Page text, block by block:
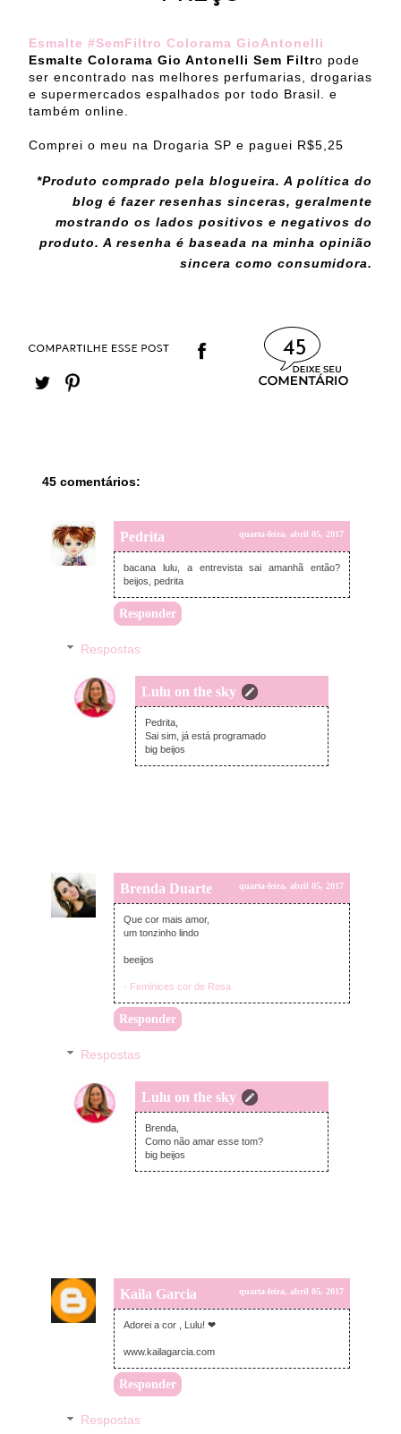
Esmalte #SemFiltro Colorama GioAntonelli
Esmalte Colorama Gio Antonelli Sem Filtro pode
ser encontrado nas melhores perfumarias, drogarias
e supermercados espalhados por todo Brasil. e
também online.
Comprei o meu na Drogaria SP e paguei R$5,25
*Produto comprado pela blogueira. A política do
blog é fazer resenhas sinceras, geralmente
mostrando os lados positivos e negativos do
produto. A resenha é baseada na minha opinião
sincera como consumidora.
45
45 comentários:
Pedrita quarta-feira, abril 05, 2017
bacana lulu, a entrevista sai amanhã então?
beijos, pedrita
Responder
Respostas
Lulu on the sky
quarta-feira, abril 05, 2017
Pedrita,
Sai sim, já está programado
big beijos
Brenda Duarte quarta-feira, abril 05, 2017
Que cor mais amor,
um tonzinho lindo
beeijos
- Feminices cor de Rosa
Responder
Respostas
Lulu on the sky
quarta-feira, abril 05, 2017
Brenda,
Como não amar esse tom?
big beijos
Kaila Garcia quarta-feira, abril 05, 2017
Adorei a cor , Lulu! ❤
www.kailagarcia.com
Responder
Respostas